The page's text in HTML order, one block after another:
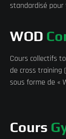
standardisé pour
WOD
Cours collectifs
de cross training
sous forme de «
Cours